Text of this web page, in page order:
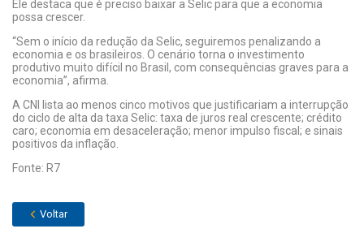
Ele destaca que é preciso baixar a Selic para que a economia
possa crescer.
“Sem o início da redução da Selic, seguiremos penalizando a
economia e os brasileiros. O cenário torna o investimento
produtivo muito difícil no Brasil, com consequências graves para a
economia”, afirma.
A CNI lista ao menos cinco motivos que justificariam a interrupção
do ciclo de alta da taxa Selic: taxa de juros real crescente; crédito
caro; economia em desaceleração; menor impulso fiscal; e sinais
positivos da inflação.
Fonte: R7
Voltar